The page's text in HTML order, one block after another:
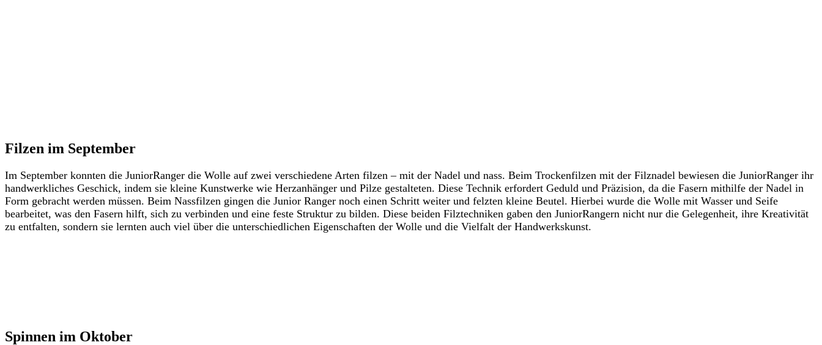
Filzen im September
Im September konnten die JuniorRanger die Wolle auf zwei verschiedene Arten filzen – mit der Nadel und nass. Beim Trockenfilzen mit der Filznadel bewiesen die JuniorRanger ihr
handwerkliches Geschick, indem sie kleine Kunstwerke wie Herzanhänger und Pilze gestalteten. Diese Technik erfordert Geduld und Präzision, da die Fasern mithilfe der Nadel in
Form gebracht werden müssen. Beim Nassfilzen gingen die Junior Ranger noch einen Schritt weiter und felzten kleine Beutel. Hierbei wurde die Wolle mit Wasser und Seife
bearbeitet, was den Fasern hilft, sich zu verbinden und eine feste Struktur zu bilden. Diese beiden Filztechniken gaben den JuniorRangern nicht nur die Gelegenheit, ihre Kreativität
zu entfalten, sondern sie lernten auch viel über die unterschiedlichen Eigenschaften der Wolle und die Vielfalt der Handwerkskunst.
Spinnen im Oktober